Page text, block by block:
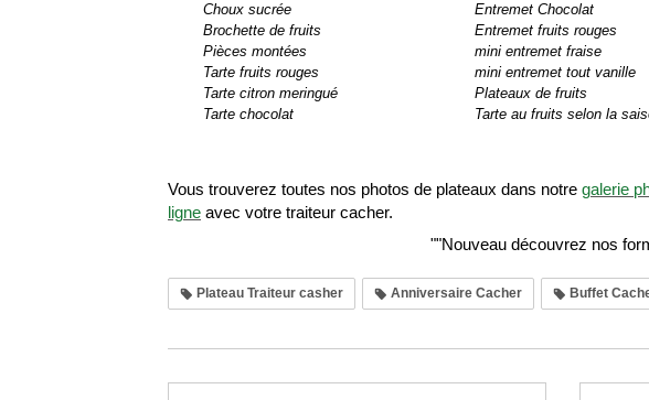
Choux sucrée
Brochette de fruits
Pièces montées
Tarte fruits rouges
Tarte citron meringué
Tarte chocolat
Entremet Chocolat
Entremet fruits rouges
mini entremet fraise
mini entremet tout vanille
Plateaux de fruits
Tarte au fruits selon la
Vous trouverez toutes nos photos de plateaux dans notre galerie
ligne avec votre traiteur cacher.
""Nouveau découvrez nos
Plateau Traiteur casher Anniversaire Cacher Buffet